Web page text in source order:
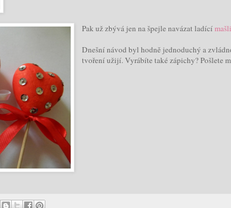
Pak už zbývá jen na špejle navázat ladící
Dnešní návod byl hodně jednoduchý a
tvoření užijí. Vyrábíte také zápichy? Pošlete